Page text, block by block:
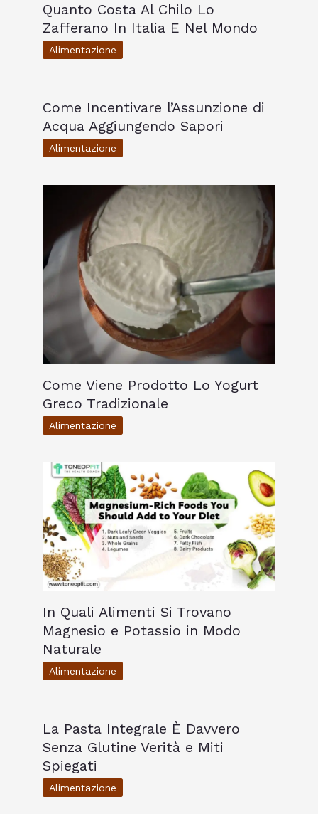
Quanto Costa Al Chilo Lo
Zafferano In Italia E Nel Mondo
Alimentazione
Come Incentivare l’Assunzione di
Acqua Aggiungendo Sapori
Alimentazione
Come Viene Prodotto Lo Yogurt
Greco Tradizionale
Alimentazione
In Quali Alimenti Si Trovano
Magnesio e Potassio in Modo
Naturale
Alimentazione
La Pasta Integrale È Davvero
Senza Glutine Verità e Miti
Spiegati
Alimentazione